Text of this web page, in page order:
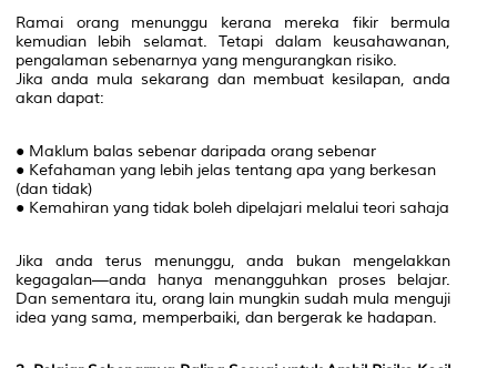
Ramai orang menunggu kerana mereka fikir bermula
kemudian lebih selamat. Tetapi dalam keusahawanan,
pengalaman sebenarnya yang mengurangkan risiko.
Jika anda mula sekarang dan membuat kesilapan, anda
akan dapat:
● Maklum balas sebenar daripada orang sebenar
● Kefahaman yang lebih jelas tentang apa yang berkesan
(dan tidak)
● Kemahiran yang tidak boleh dipelajari melalui teori sahaja
Jika anda terus menunggu, anda bukan mengelakkan
kegagalan—anda hanya menangguhkan proses belajar.
Dan sementara itu, orang lain mungkin sudah mula menguji
idea yang sama, memperbaiki, dan bergerak ke hadapan.